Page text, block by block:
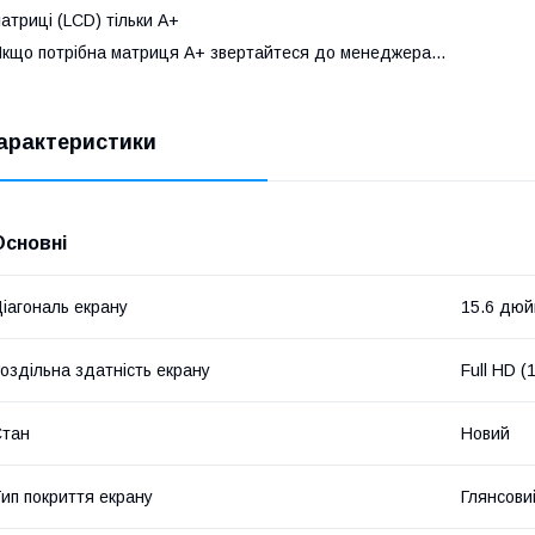
(LCD) тільки А+
потрібна матриця А+ звертайтеся до менеджера...
екрану 15.6
здатність екрану Full HD
Новий
покриття екрану